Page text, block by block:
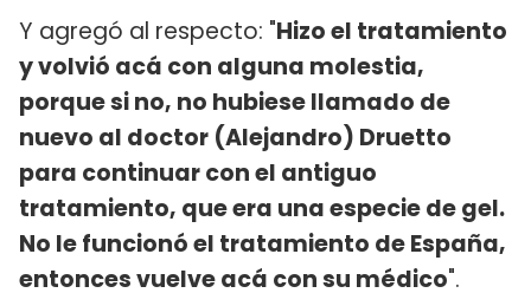
Y agregó al respecto: "Hizo el tratamiento
y volvió acá con alguna molestia,
porque si no, no hubiese llamado de
nuevo al doctor (Alejandro) Druetto
para continuar con el antiguo
tratamiento, que era una especie de gel.
No le funcionó el tratamiento de España,
entonces vuelve acá con su médico".